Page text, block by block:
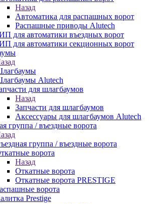
Назад
Автоматика для распашных ворот
Распашные приводы Alutech
для автоматики въездных ворот
для автоматики секционных ворот
Alutech
для шлагбаумов
Назад
Запчасти для шлагбаумов
Аксессуары для шлагбаумов Alutech
группа / въездные ворота
группа / въездные ворота
ворота
Назад
Откатные ворота
Откатные ворота PRESTIGE
ворота
Prestige